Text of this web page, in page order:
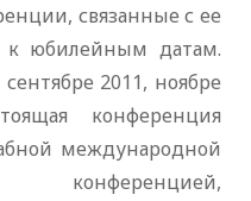
связанные с ее
юбилейным датам.
2011, ноябре
конференция
международной
конференцией,